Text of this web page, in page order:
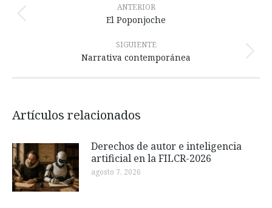
entre
publicaciones
ANTERIOR
Publicación
El Poponjoche
SIGUIENTE
Publicación
Narrativa contemporánea
Artículos relacionados
Derechos de autor e inteligencia
artificial en la FILCR-2026
agosto 7, 2026